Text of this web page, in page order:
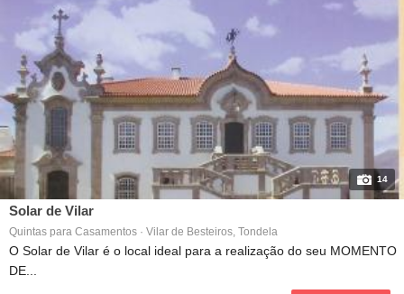
14
Solar de Vilar
Quintas para Casamentos · Vilar de Besteiros, Tondela
O Solar de Vilar é o local ideal para a realização do seu MOMENTO
DE...